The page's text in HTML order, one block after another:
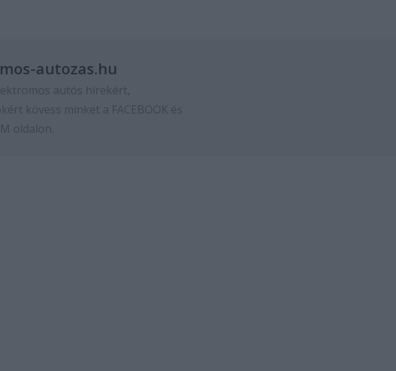
autozas.hu
autós hírekért,
kövess minket a FACEBOOK és
oldalon.